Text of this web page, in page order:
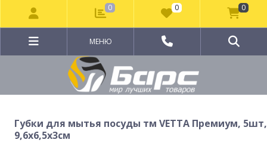
МЕНЮ
Губки для мытья посуды тм VETTA Премиум, 5шт,
9,6х6,5х3см
0 0 0